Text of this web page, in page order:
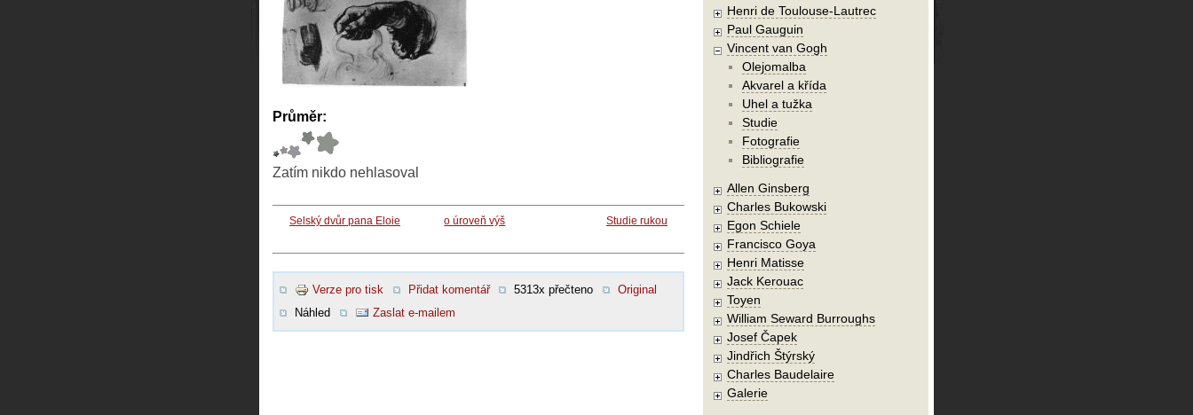
Průměr:
Zatím nikdo nehlasoval
Selský dvůr pana Eloie o úroveň výš Studie rukou
Verze pro tisk Přidat komentář 5313x přečteno
Original
Náhled
Zaslat e-mailem
Henri de Toulouse-Lautrec
Paul Gauguin
Vincent van Gogh
Olejomalba
Akvarel a křída
Uhel a tužka
Studie
Fotografie
Bibliografie
Allen Ginsberg
Charles Bukowski
Egon Schiele
Francisco Goya
Henri Matisse
Jack Kerouac
Toyen
William Seward Burroughs
Josef Čapek
Jindřich Štýrský
Charles Baudelaire
Galerie